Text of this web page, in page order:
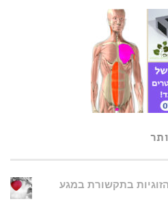
בתקשורת במגע